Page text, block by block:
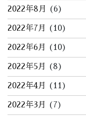
2022年8月 (6)
2022年7月 (10)
2022年6月 (10)
2022年5月 (8)
2022年4月 (11)
2022年3月 (7)